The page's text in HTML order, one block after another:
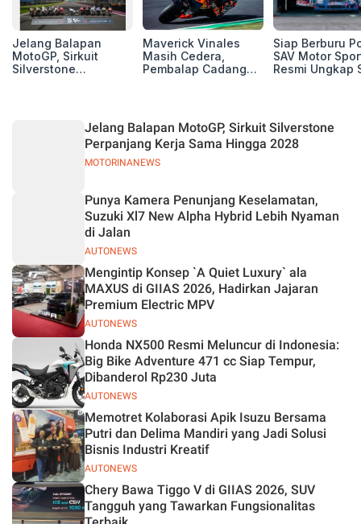
Jelang Balapan
MotoGP, Sirkuit
Silverstone
Maverick Vinales
Masih Cedera,
Pembalap Cadangan
Siap Berburu
SAV Motor
Resmi Ungkap
MOTORINANEWS
Jelang Balapan MotoGP, Sirkuit Silverstone
Perpanjang Kerja Sama Hingga 2028
AUTONEWS
Punya Kamera Penunjang Keselamatan,
Suzuki Xl7 New Alpha Hybrid Lebih Nyaman
di Jalan
AUTONEWS
Mengintip Konsep `A Quiet Luxury` ala
MAXUS di GIIAS 2026, Hadirkan Jajaran
Premium Electric MPV
AUTONEWS
Honda NX500 Resmi Meluncur di Indonesia:
Big Bike Adventure 471 cc Siap Tempur,
Dibanderol Rp230 Juta
AUTONEWS
Memotret Kolaborasi Apik Isuzu Bersama
Putri dan Delima Mandiri yang Jadi Solusi
Bisnis Industri Kreatif
Chery Bawa Tiggo V di GIIAS 2026, SUV
Tangguh yang Tawarkan Fungsionalitas